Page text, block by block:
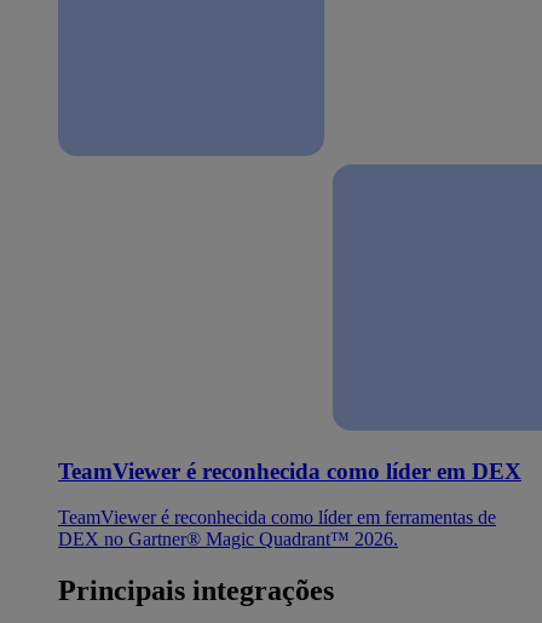
TeamViewer é reconhecida como líder em DEX
TeamViewer é reconhecida como líder em ferramentas de
DEX no Gartner® Magic Quadrant™ 2026.
Principais integrações